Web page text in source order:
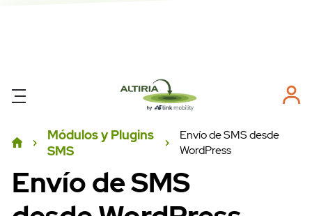
Módulos y Plugins
SMS
Envío de SMS desde
WordPress
Envío de SMS